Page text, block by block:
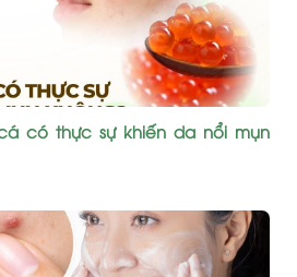
có thực sự khiến da nổi mụn